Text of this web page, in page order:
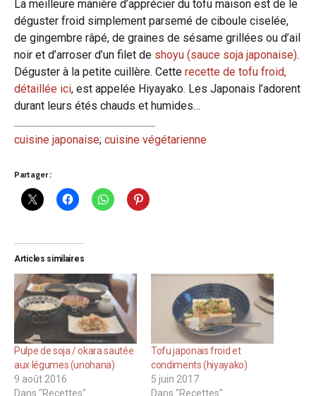
La meilleure manière d’apprécier du tofu maison est de le
déguster froid simplement parsemé de ciboule ciselée,
de gingembre râpé, de graines de sésame grillées ou d’ail
noir et d’arroser d’un filet de shoyu (sauce soja japonaise).
Déguster à la petite cuillère. Cette recette de tofu froid,
détaillée ici, est appelée Hiyayako. Les Japonais l’adorent
durant leurs étés chauds et humides…
cuisine japonaise; cuisine végétarienne
Partager :
Articles similaires
Pulpe de soja / okara sautée
aux légumes (unohana)
9 août 2016
Dans "Recettes"
Tofu japonais froid et
condiments (hiyayako)
5 juin 2017
Dans "Recettes"